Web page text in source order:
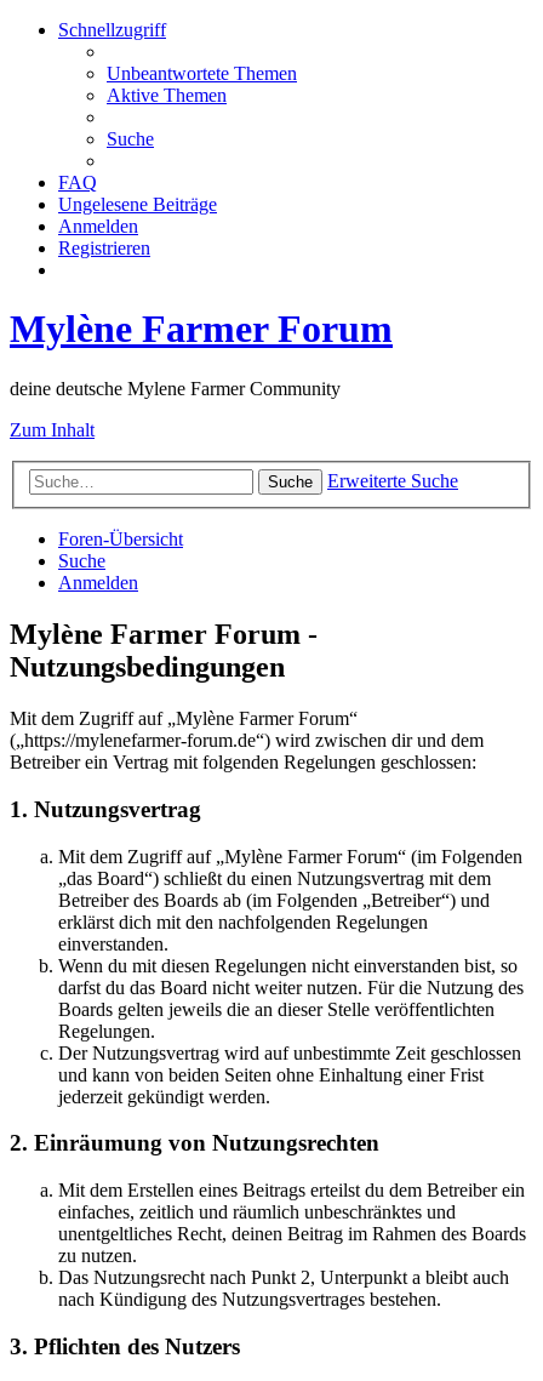
Schnellzugriff
Unbeantwortete Themen
Aktive Themen
Suche
FAQ
Ungelesene Beiträge
Anmelden
Registrieren
Mylène Farmer Forum
deine deutsche Mylene Farmer Community
Zum Inhalt
Suche Erweiterte Suche
Foren-Übersicht
Suche
Anmelden
Mylène Farmer Forum -
Nutzungsbedingungen
Mit dem Zugriff auf „Mylène Farmer Forum“
(„https://mylenefarmer-forum.de“) wird zwischen dir und dem
Betreiber ein Vertrag mit folgenden Regelungen geschlossen:
1. Nutzungsvertrag
Mit dem Zugriff auf „Mylène Farmer Forum“ (im Folgenden
„das Board“) schließt du einen Nutzungsvertrag mit dem
Betreiber des Boards ab (im Folgenden „Betreiber“) und
erklärst dich mit den nachfolgenden Regelungen
einverstanden.
Wenn du mit diesen Regelungen nicht einverstanden bist, so
darfst du das Board nicht weiter nutzen. Für die Nutzung des
Boards gelten jeweils die an dieser Stelle veröffentlichten
Regelungen.
Der Nutzungsvertrag wird auf unbestimmte Zeit geschlossen
und kann von beiden Seiten ohne Einhaltung einer Frist
jederzeit gekündigt werden.
2. Einräumung von Nutzungsrechten
Mit dem Erstellen eines Beitrags erteilst du dem Betreiber ein
einfaches, zeitlich und räumlich unbeschränktes und
unentgeltliches Recht, deinen Beitrag im Rahmen des Boards
zu nutzen.
Das Nutzungsrecht nach Punkt 2, Unterpunkt a bleibt auch
nach Kündigung des Nutzungsvertrages bestehen.
3. Pflichten des Nutzers